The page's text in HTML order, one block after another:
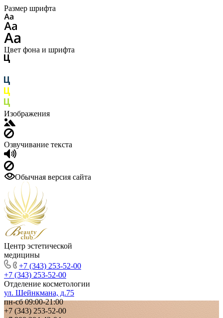
Размер шрифта
Цвет фона и шрифта
Изображения
Озвучивание текста
Обычная версия сайта
Центр эстетической
медицины
+7 (343) 253-52-00
+7 (343) 253-52-00
Отделение косметологии
ул. Шейнкмана, д.75
пн-сб 09:00-21:00
+7 (343) 253-52-00